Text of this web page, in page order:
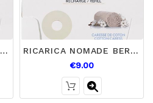
RICARICA NOMADE BERGER VERBENA
RICARICA NOMADE BERGER COTONE
€9.00